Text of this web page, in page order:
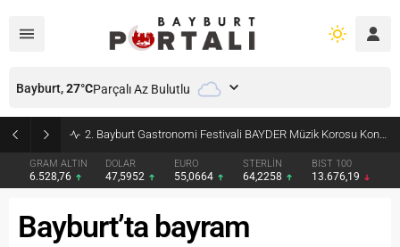
2. Bayburt Gastronomi Festivali BAYDER Müzik Korosu Konseriyle Final Yaptı
GRAM ALTIN
6.528,76
DOLAR
47,5952
EURO
55,0664
STERLİN
64,2258
BIST 100
13.676,19
Bayburt,27°CParçalı Az Bulutlu
Bayburt’ta bayram